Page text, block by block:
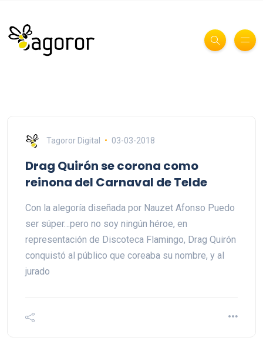
Tagoror Digital 03-03-2018
Drag Quirón se corona como
reinona del Carnaval de Telde
Con la alegoría diseñada por Nauzet Afonso Puedo
ser súper…pero no soy ningún héroe, en
representación de Discoteca Flamingo, Drag Quirón
conquistó al público que coreaba su nombre, y al
jurado